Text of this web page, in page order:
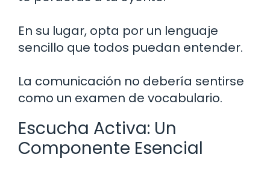
En su lugar, opta por un lenguaje
sencillo que todos puedan entender.
La comunicación no debería sentirse
como un examen de vocabulario.
Escucha Activa: Un
Componente Esencial